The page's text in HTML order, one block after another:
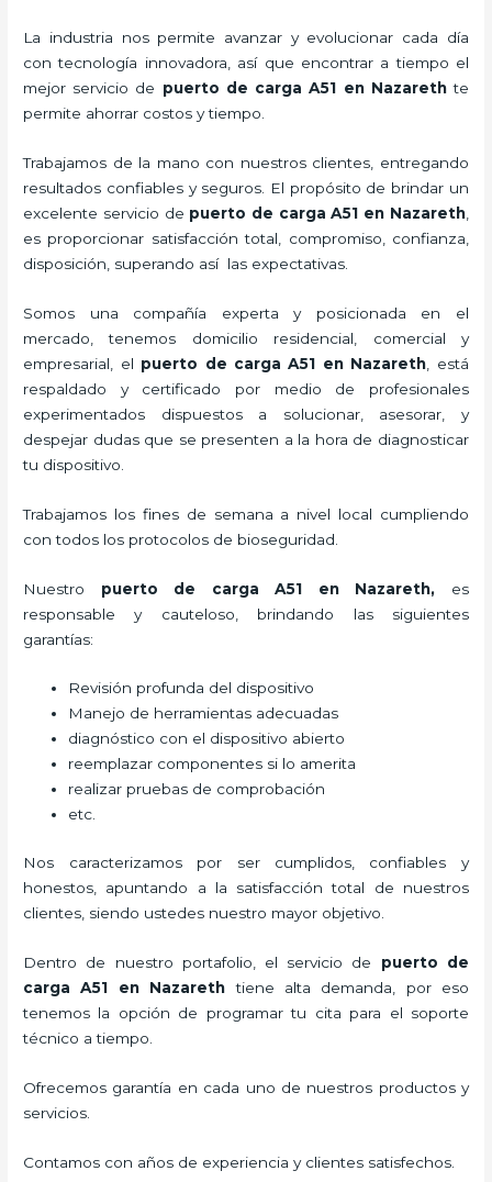
La industria nos permite avanzar y evolucionar cada día
con tecnología innovadora, así que encontrar a tiempo el
mejor servicio de puerto de carga A51 en Nazarethte
permite ahorrar costos y tiempo.
Trabajamos de la mano con nuestros clientes, entregando
resultados confiables y seguros. El propósito de brindar un
excelente servicio de puerto de carga A51 en Nazareth,
es proporcionar satisfacción total, compromiso, confianza,
disposición, superando así las expectativas.
Somos una compañía experta y posicionada en el
mercado, tenemos domicilio residencial, comercial y
empresarial, el puerto de carga A51 en Nazareth , está
respaldado y certificado por medio de profesionales
experimentados dispuestos a solucionar, asesorar, y
despejar dudas que se presenten a la hora de diagnosticar
tu dispositivo.
Trabajamos los fines de semana a nivel local cumpliendo
con todos los protocolos de bioseguridad.
Nuestro puerto de carga A51 en Nazareth, es
responsable y cauteloso, brindando las siguientes
garantías:
Revisión profunda del dispositivo
Manejo de herramientas adecuadas
diagnóstico con el dispositivo abierto
reemplazar componentes si lo amerita
realizar pruebas de comprobación
etc.
Nos caracterizamos por ser cumplidos, confiables y
honestos, apuntando a la satisfacción total de nuestros
clientes, siendo ustedes nuestro mayor objetivo.
Dentro de nuestro portafolio, el servicio de puerto de
carga A51
en Nazareth tiene alta demanda, por eso
tenemos la opción de programar tu cita para el soporte
técnico a tiempo.
Ofrecemos garantía en cada uno de nuestros productos y
servicios.
Contamos con años de experiencia y clientes satisfechos.